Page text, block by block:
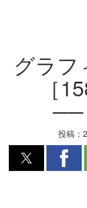
グラフ
［
投稿：